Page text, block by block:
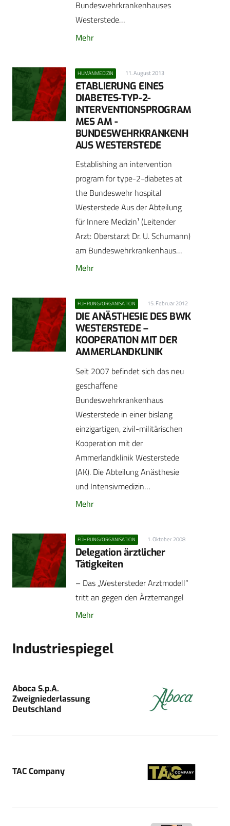
Bundeswehrkrankenhauses
Westerstede…
Mehr
HUMANMEDIZIN 11. August 2013
ETABLIERUNG EINES
DIABETES-TYP-2-
INTERVENTIONSPROGRAM
MES AM ­
BUNDESWEHRKRANKENH
AUS WESTERSTEDE
Establishing an intervention
program for type-2-diabetes at
the Bundeswehr hospital
Westerstede Aus der Abteilung
für Innere Medizin¹ (Leitender
Arzt: Oberstarzt Dr. U. Schumann)
am Bundeswehrkrankenhaus…
Mehr
FÜHRUNG/ORGANISATION 15. Februar 2012
DIE ANÄSTHESIE DES BWK
WESTERSTEDE –
KOOPERATION MIT DER
AMMERLANDKLINIK
Seit 2007 befindet sich das neu
geschaffene
Bundeswehrkrankenhaus
Westerstede in einer bislang
einzigartigen, zivil-militärischen
Kooperation mit der
Ammerlandklinik Westerstede
(AK). Die Abteilung Anästhesie
und Intensivmedizin…
Mehr
FÜHRUNG/ORGANISATION 1. Oktober 2008
Delegation ärztlicher
Tätigkeiten
– Das „Westersteder Arztmodell“
tritt an gegen den Ärztemangel
Mehr
Industriespiegel
Aboca S.p.A.
Zweigniederlassung
Deutschland
TAC Company